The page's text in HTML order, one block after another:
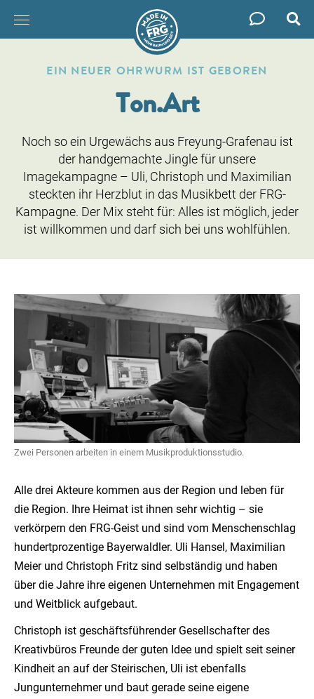
EIN NEUER OHRWURM IST GEBOREN
Ton.Art
Noch so ein Urgewächs aus Freyung-Grafenau ist
der handgemachte Jingle für unsere
Imagekampagne – Uli, Christoph und Maximilian
steckten ihr Herzblut in das Musikbett der FRG-
Kampagne. Der Mix steht für: Alles ist möglich, jeder
ist willkommen und darf sich bei uns wohlfühlen.
Zwei Personen arbeiten in einem Musikproduktionsstudio.
Alle drei Akteure kommen aus der Region und leben für
die Region. Ihre Heimat ist ihnen sehr wichtig – sie
verkörpern den FRG-Geist und sind vom Menschenschlag
hundertprozentige Bayerwaldler. Uli Hansel, Maximilian
Meier und Christoph Fritz sind selbständig und haben
über die Jahre ihre eigenen Unternehmen mit Engagement
und Weitblick aufgebaut.
Christoph ist geschäftsführender Gesellschafter des
Kreativbüros Freunde der guten Idee und spielt seit seiner
Kindheit an auf der Steirischen, Uli ist ebenfalls
Jungunternehmer und baut gerade seine eigene